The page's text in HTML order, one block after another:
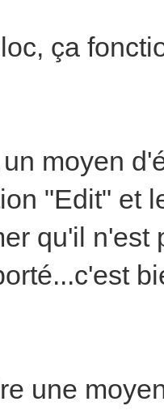
ça
moyen
"Edit" et
qu'il
une